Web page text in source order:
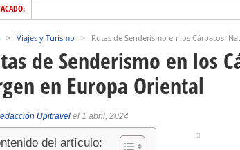
> Viajes y Turismo > Rutas de Senderismo en los Cárpatos:
de Senderismo en los
en Europa Oriental
Upitravel el 1 abril, 2024
del artículo: